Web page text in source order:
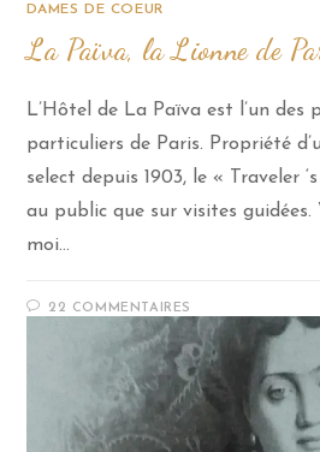
DAMES DE COEUR
La Païva, la Lionne de
L’Hôtel de La Païva est l’un des
particuliers de Paris. Propriété
select depuis 1903, le « Traveler
au public que sur visites
moi…
22 COMMENTAIRES